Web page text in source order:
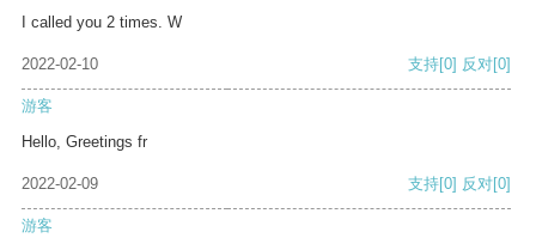
I called you 2 times. W
2022-02-10 支持[0] 反对[0]
游客
Hello, Greetings fr
2022-02-09 支持[0] 反对[0]
游客